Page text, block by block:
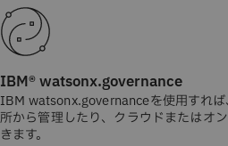
IBM® watsonx.governance
IBM watsonx.governanceを使用すれ
所から管理したり、クラウドまたはオ
きます。